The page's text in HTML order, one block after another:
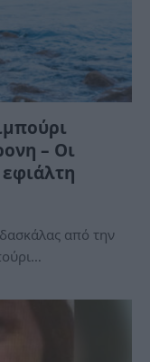
– Οι
δασκάλας από την